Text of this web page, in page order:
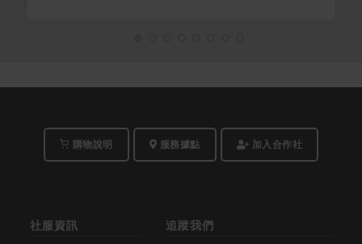
購物說明 服務據點 加入合作社
社服資訊 追蹤我們